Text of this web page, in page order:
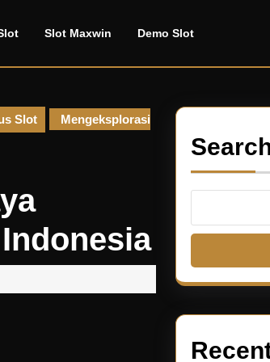
Slot Maxwin Demo Slot
Slot Mengeksplorasi